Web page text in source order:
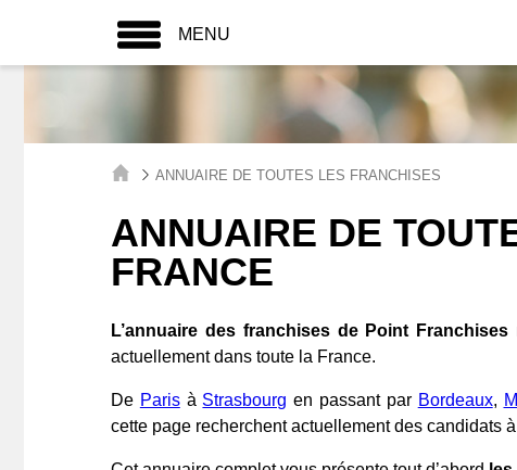
MENU
ANNUAIRE DE TOUTES LES FRANCHISES
ANNUAIRE DE
FRANCE
L’annuaire des franchises de Point Franchises
actuellement dans toute la France.
De Parisà Strasbourg en passant par Bordeaux,
cette page recherchent actuellement des candidats